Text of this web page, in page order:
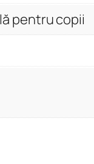
pentru copii